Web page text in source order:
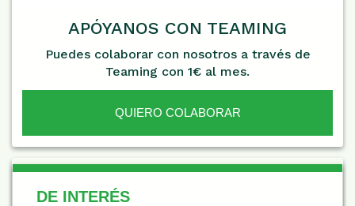
APÓYANOS CON TEAMING
Puedes colaborar con nosotros a través de
Teaming con 1€ al mes.
QUIERO COLABORAR
De Interés
DE INTERÉS